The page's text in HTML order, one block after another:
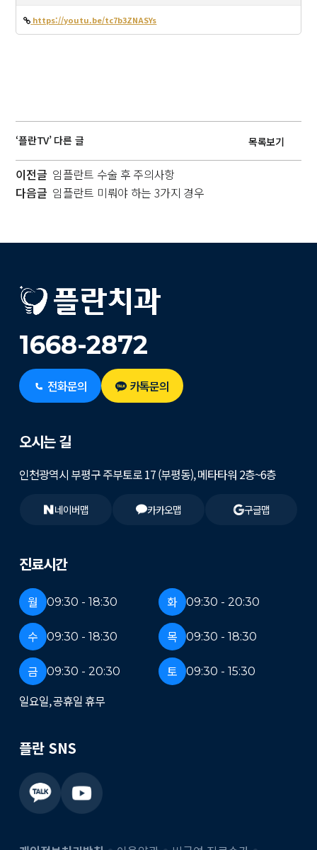
https://youtu.be/tc7b3ZNASYs
‘플란TV’ 다른 글 목록보기
이전글 임플란트 수술 후 주의사항
다음글 임플란트 미뤄야 하는 3가지 경우
1668-2872
전화문의 카톡문의
진료시간
월 09:30 - 18:30 화 09:30 - 20:30
수 09:30 - 18:30 목 09:30 - 18:30
금 09:30 - 20:30 토 09:30 - 15:30
일요일, 공휴일 휴무
오시는 길
인천광역시 부평구 주부토로 17 (부평동), 메타타워 2층~6층
네이버맵 카카오맵 구글맵
플란 SNS